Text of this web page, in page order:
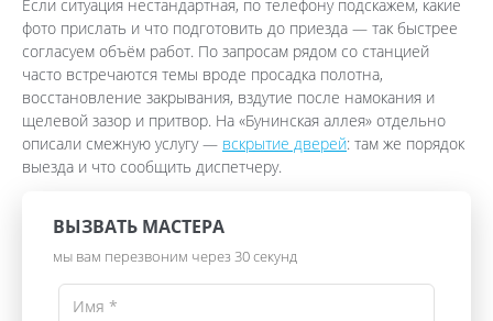
Если ситуация нестандартная, по телефону подскажем, какие
фото прислать и что подготовить до приезда — так быстрее
согласуем объём работ. По запросам рядом со станцией
часто встречаются темы вроде просадка полотна,
восстановление закрывания, вздутие после намокания и
щелевой зазор и притвор. На «Бунинская аллея» отдельно
описали смежную услугу — вскрытие дверей: там же порядок
выезда и что сообщить диспетчеру.
ВЫЗВАТЬ МАСТЕРА
мы вам перезвоним через 30 секунд